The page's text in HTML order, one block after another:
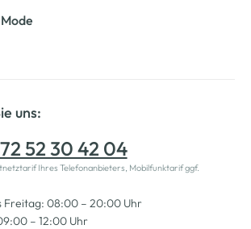
uns:
52 30 42 04
Ihres Telefonanbieters, Mobilfunktarif ggf.
Freitag: 08:00 – 20:00 Uhr
– 12:00 Uhr